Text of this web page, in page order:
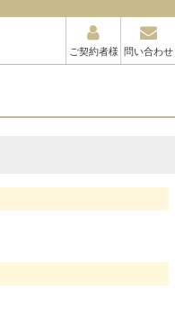
ご契約者様 問い合わせ